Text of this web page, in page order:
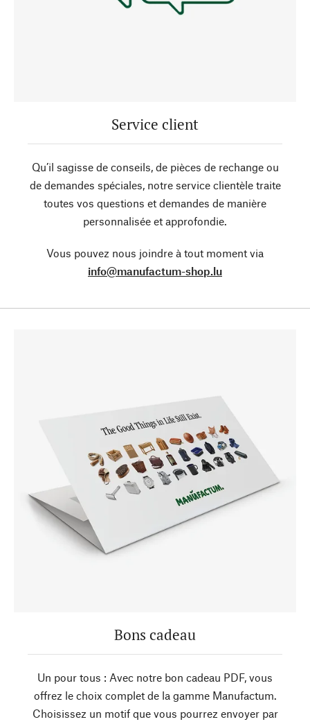
Service client
Qu’il sagisse de conseils, de pièces de rechange ou
de demandes spéciales, notre service clientèle traite
toutes vos questions et demandes de manière
personnalisée et approfondie.
Vous pouvez nous joindre à tout moment via
info@manufactum-shop.lu
Bons cadeau
Un pour tous : Avec notre bon cadeau PDF, vous
offrez le choix complet de la gamme Manufactum.
Choisissez un motif que vous pourrez envoyer par